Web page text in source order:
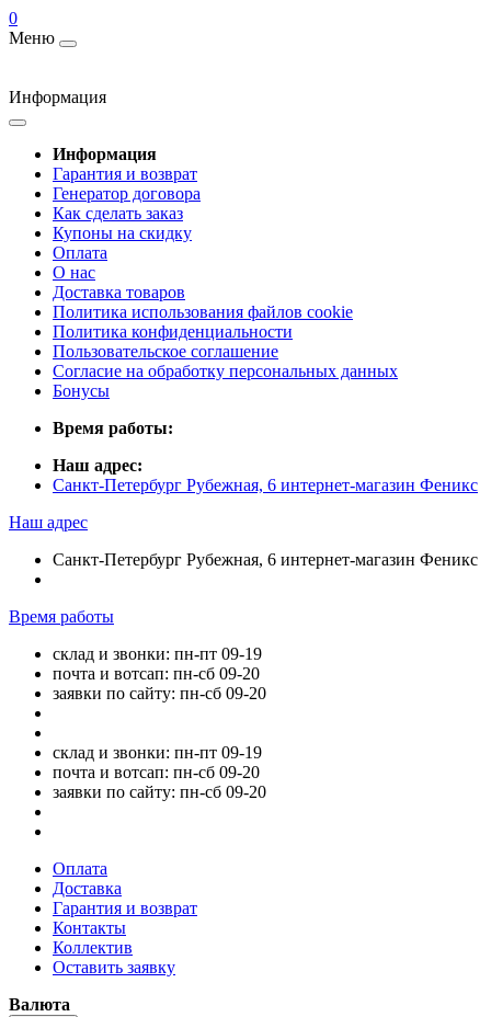
0
Меню
Информация
Информация
Гарантия и возврат
Генератор договора
Как сделать заказ
Купоны на скидку
Оплата
О нас
Доставка товаров
Политика использования файлов cookie
Политика конфиденциальности
Пользовательское соглашение
Согласие на обработку персональных данных
Бонусы
Время работы:
Наш адрес:
Санкт-Петербург Рубежная, 6 интернет-магазин Феникс
Наш адрес
Санкт-Петербург Рубежная, 6 интернет-магазин Феникс
Время работы
склад и звонки: пн-пт 09-19
почта и вотсап: пн-сб 09-20
заявки по сайту: пн-сб 09-20
склад и звонки: пн-пт 09-19
почта и вотсап: пн-сб 09-20
заявки по сайту: пн-сб 09-20
Оплата
Доставка
Гарантия и возврат
Контакты
Коллектив
Оставить заявку
Валюта